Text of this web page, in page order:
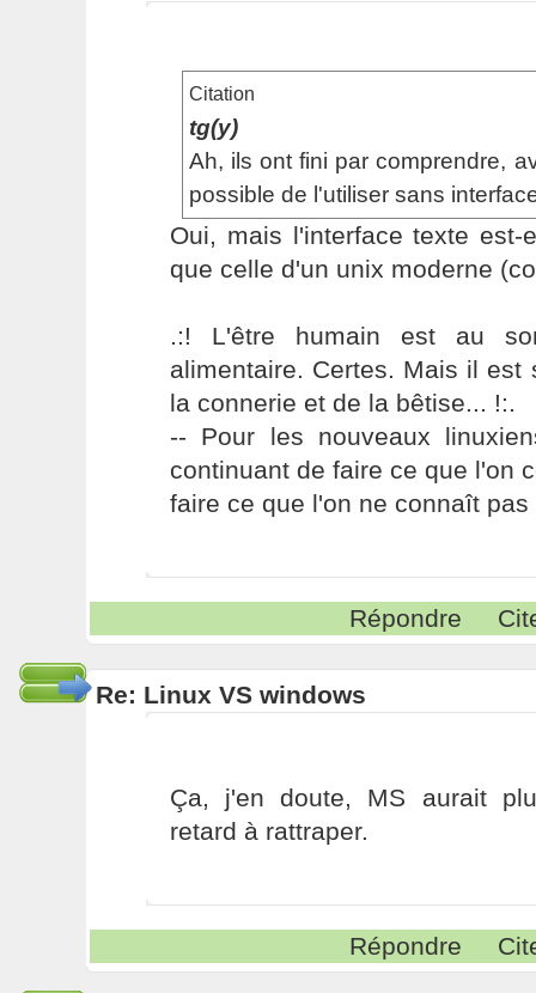
Citation
tg(y)
Ah, ils ont fini par comprendre,
possible de l'utiliser sans
Oui, mais l'interface texte est-
que celle d'un unix moderne
.:! L'être humain est au
alimentaire. Certes. Mais il est
la connerie et de la bêtise... !:.
-- Pour les nouveaux
continuant de faire ce que l'on
faire ce que l'on ne connaît pas
Répondre
Re: Linux VS windows
Ça, j'en doute, MS aurait
retard à rattraper.
Répondre